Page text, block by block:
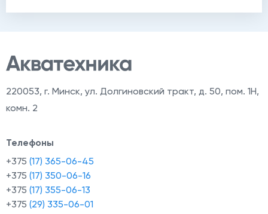
220053, г. Минск, ул. Долгиновский тракт, д. 50, пом. 1Н,
комн. 2
Телефоны
+375 (17) 365-06-45
+375 (17) 350-06-16
+375 (17) 355-06-13
+375 (29) 335-06-01